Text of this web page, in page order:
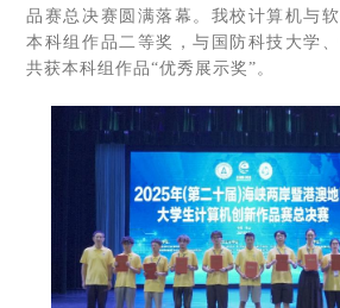
品赛总决赛圆满落幕。我校计算机与
本科组作品二等奖，与国防科技大学
共获本科组作品“优秀展示奖”。